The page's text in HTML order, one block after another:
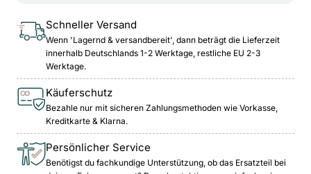
Schneller Versand
Wenn 'Lagernd & versandbereit', dann beträgt die Lieferzeit
innerhalb Deutschlands 1-2 Werktage, restliche EU 2-3
Werktage.
Käuferschutz
Bezahle nur mit sicheren Zahlungsmethoden wie Vorkasse,
Kreditkarte & Klarna.
Persönlicher Service
Benötigst du fachkundige Unterstützung, ob das Ersatzteil bei